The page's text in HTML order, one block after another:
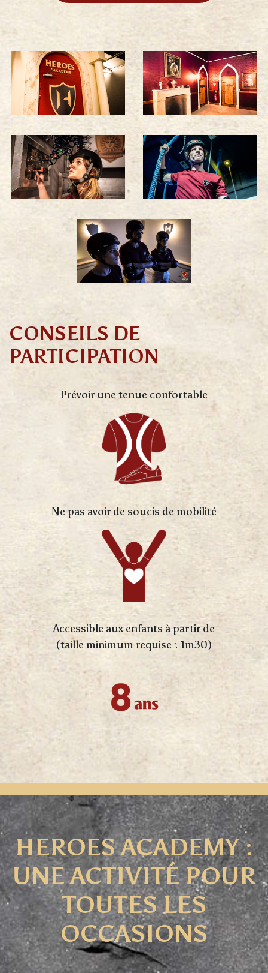
CONSEILS DE
PARTICIPATION
Prévoir une tenue confortable
Ne pas avoir de soucis de mobilité
Accessible aux enfants à partir de
(taille minimum requise : 1m30)
HEROES ACADEMY :
UNE ACTIVITÉ POUR
TOUTES LES
OCCASIONS